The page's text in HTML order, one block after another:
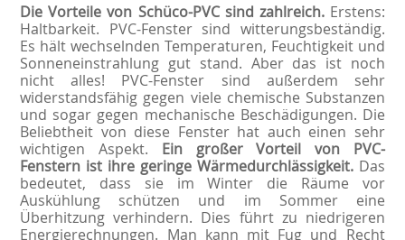
Die Vorteile von Schüco-PVCsind zahlreich. Erstens:
Haltbarkeit. PVC-Fenster sind witterungsbeständig.
Es hält wechselnden Temperaturen, Feuchtigkeit und
Sonneneinstrahlung gut stand. Aber das ist noch
nicht alles! PVC-Fenster sind außerdem sehr
widerstandsfähig gegen viele chemische Substanzen
und sogar gegen mechanische Beschädigungen. Die
Beliebtheit von diese Fenster hat auch einen sehr
wichtigen Aspekt. Ein großer Vorteil von PVC-
Fenstern ist ihre geringe Wärmedurchlässigkeit.Das
bedeutet, dass sie im Winter die Räume vor
Auskühlung schützen und im Sommer eine
Überhitzung verhindern. Dies führt zu niedrigeren
Energierechnungen. Man kann mit Fug und Recht